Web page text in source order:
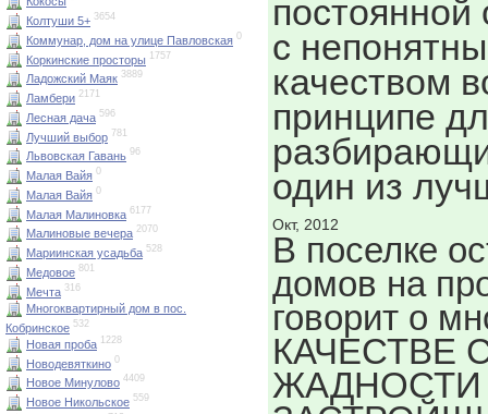
Колтуши 5+ 3654
Коммунар, дом на улице Павловская 0
Коркинские просторы 1757
Ладожский Маяк 3889
Ламбери 2171
Лесная дача 596
Лучший выбор 781
Львовская Гавань 96
Малая Вайя 0
Малая Вайя 0
Малая Малиновка 6177
Малиновые вечера 2070
Мариинская усадьба 528
Медовое 801
Мечта 316
Многоквартирный дом в пос.
Кобринское 532
Новая проба 1228
Новодевяткино 0
Новое Минулово 4409
Новое Никольское 559
постоянной
с
качеством
принципе
один из
Окт, 2012
В поселке
домов на
говорит о
КАЧЕСТВЕ
ЖАДНОСТИ